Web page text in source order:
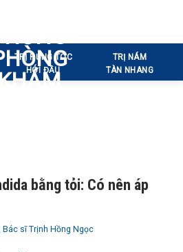
TRỊ RỤNG TÓC
HÓI ĐẦU
TRỊ NÁM
TÀN NHANG
bằng tỏi: Có nên áp
Bác sĩ Trịnh Hồng Ngọc